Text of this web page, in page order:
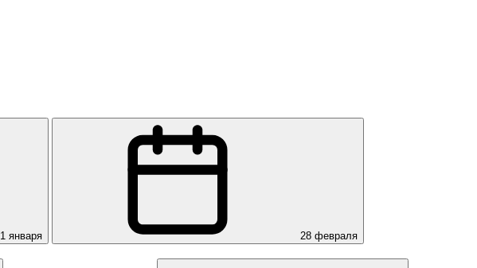
1 января 28 февраля